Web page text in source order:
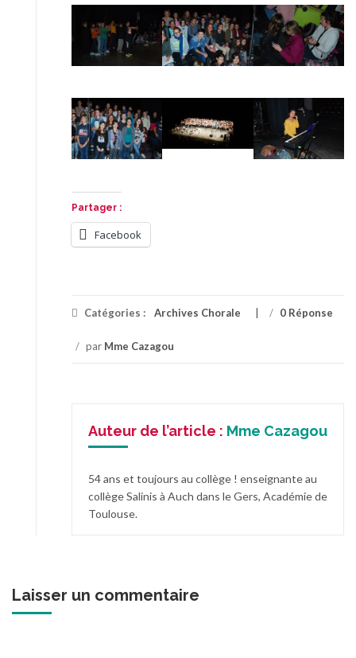
Partager :
Facebook
Catégories : Archives Chorale / 0 Réponse
/ par Mme Cazagou
Auteur de l’article : Mme Cazagou
54 ans et toujours au collège ! enseignante au
collège Salinis à Auch dans le Gers, Académie de
Toulouse.
Laisser un commentaire